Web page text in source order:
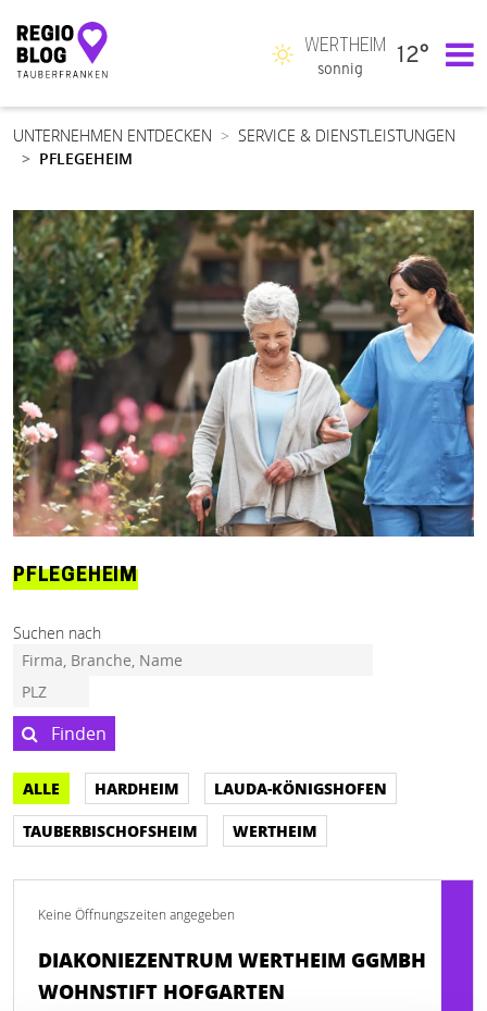
Hauptnavigation
WERTHEIM
sonnig
12°
UNTERNEHMEN ENTDECKEN
SERVICE & DIENSTLEISTUNGEN
PFLEGEHEIM
PFLEGEHEIM
Suchen nach
Finden
ALLE HARDHEIM
LAUDA-KÖNIGSHOFEN
TAUBERBISCHOFSHEIM
WERTHEIM
Keine Öffnungszeiten angegeben
DIAKONIEZENTRUM WERTHEIM GGMBH
WOHNSTIFT HOFGARTEN